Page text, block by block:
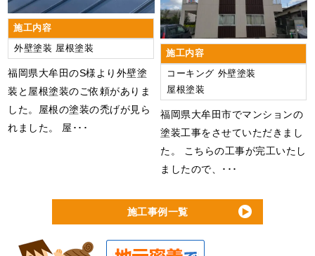
施工内容
外壁塗装 屋根塗装
福岡県大牟田のS様より外壁塗
装と屋根塗装のご依頼がありま
した。屋根の塗装の禿げが見ら
れました。 屋･･･
施工内容
コーキング 外壁塗装
屋根塗装
福岡県大牟田市でマンションの
塗装工事をさせていただきまし
た。 こちらの工事が完工いたし
ましたので、･･･
施工事例一覧